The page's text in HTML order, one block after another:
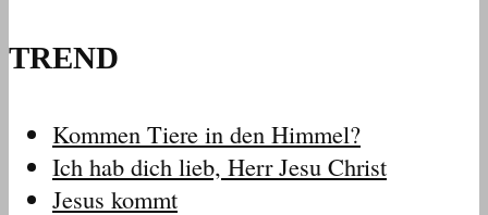
TREND
Kommen Tiere in den Himmel?
Ich hab dich lieb, Herr Jesu Christ
Jesus kommt